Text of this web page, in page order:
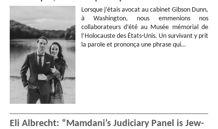
Lorsque j’étais avocat au cabinet Gibson Dunn,
à Washington, nous emmenions nos
collaborateurs d’été au Musée mémorial de
l’Holocauste des États-Unis. Un survivant y prit
la parole et prononça une phrase qui…
Eli Albrecht: “Mamdani’s Judiciary Panel is Jew-